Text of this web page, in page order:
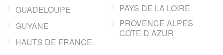
GUADELOUPE
GUYANE
HAUTS DE FRANCE
PAYS DE LA LOIRE
PROVENCE ALPES
COTE D AZUR